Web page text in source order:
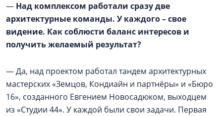
— Над комплексом работали сразу две
архитектурные команды. У каждого – свое
видение. Как соблюсти баланс интересов и
получить желаемый результат?
— Да, над проектом работал тандем архитектурных
мастерских «Земцов, Кондиайн и партнёры» и «Бюро
16», созданного Евгением Новосадюком, выходцем
из «Студии 44». У каждой были свои задачи. Первая